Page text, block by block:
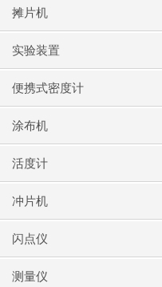
摊片机
实验装置
便携式密度计
涂布机
活度计
冲片机
闪点仪
测量仪